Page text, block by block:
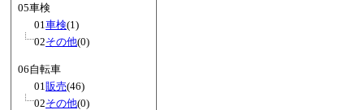
05車検
01 車検(1)
02その他(0)
06自転車
01 販売(46)
02その他(0)